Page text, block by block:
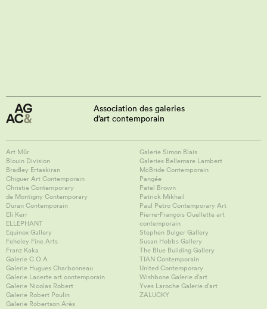
Association des galeries
d’art contemporain
Art Mûr
Blouin Division
Bradley Ertaskiran
Chiguer Art Contemporain
Christie Contemporary
de Montigny Contemporary
Duran Contemporain
Eli Kerr
ELLEPHANT
Equinox Gallery
Feheley Fine Arts
Franz Kaka
Galerie C.O.A
Galerie Hugues Charbonneau
Galerie Lacerte art contemporain
Galerie Nicolas Robert
Galerie Robert Poulin
Galerie Robertson Arès
Galerie Simon Blais
Galeries Bellemare Lambert
McBride Contemporain
Pangée
Patel Brown
Patrick Mikhail
Paul Petro Contemporary Art
Pierre-François Ouellette art
contemporain
Stephen Bulger Gallery
Susan Hobbs Gallery
The Blue Building Gallery
TIAN Contemporain
United Contemporary
Wishbone Galerie d’art
Yves Laroche Galerie d’art
ZALUCKY